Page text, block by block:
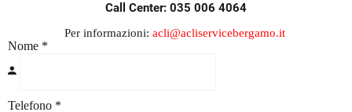
Call Center: 035 006 4064
Per informazioni: acli@acliservicebergamo.it
Nome *
Telefono *